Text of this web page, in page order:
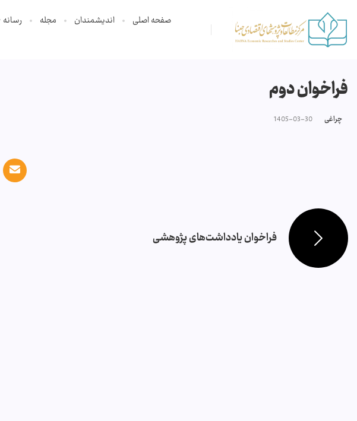
صفحه اصلی اندیشمندان مجله رسانه
فراخوان دوم
چراغی 1405-03-30
فراخوان یادداشت‌های پژوهشی